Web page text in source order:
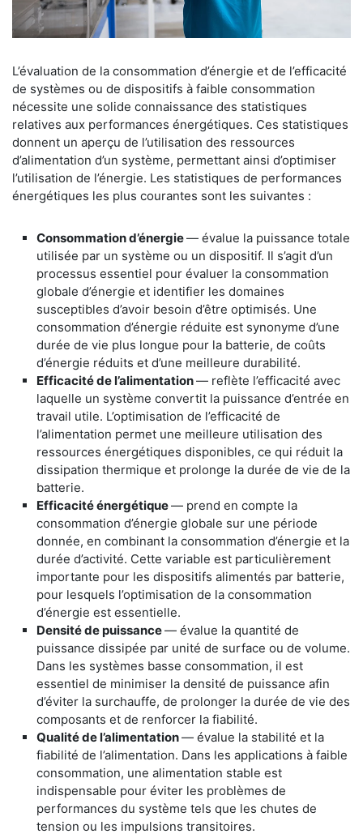
L’évaluation de la consommation d’énergie et de l’efficacité
de systèmes ou de dispositifs à faible consommation
nécessite une solide connaissance des statistiques
relatives aux performances énergétiques. Ces statistiques
donnent un aperçu de l’utilisation des ressources
d’alimentation d’un système, permettant ainsi d’optimiser
l’utilisation de l’énergie. Les statistiques de performances
énergétiques les plus courantes sont les suivantes :
Consommation d’énergie— évalue la puissance totale
utilisée par un système ou un dispositif. Il s’agit d’un
processus essentiel pour évaluer la consommation
globale d’énergie et identifier les domaines
susceptibles d’avoir besoin d’être optimisés. Une
consommation d’énergie réduite est synonyme d’une
durée de vie plus longue pour la batterie, de coûts
d’énergie réduits et d’une meilleure durabilité.
Efficacité de l’alimentation— reflète l’efficacité avec
laquelle un système convertit la puissance d’entrée en
travail utile. L’optimisation de l’efficacité de
l’alimentation permet une meilleure utilisation des
ressources énergétiques disponibles, ce qui réduit la
dissipation thermique et prolonge la durée de vie de la
batterie.
Efficacité énergétique— prend en compte la
consommation d’énergie globale sur une période
donnée, en combinant la consommation d’énergie et la
durée d’activité. Cette variable est particulièrement
importante pour les dispositifs alimentés par batterie,
pour lesquels l’optimisation de la consommation
d’énergie est essentielle.
Densité de puissance— évalue la quantité de
puissance dissipée par unité de surface ou de volume.
Dans les systèmes basse consommation, il est
essentiel de minimiser la densité de puissance afin
d’éviter la surchauffe, de prolonger la durée de vie des
composants et de renforcer la fiabilité.
Qualité de l’alimentation— évalue la stabilité et la
fiabilité de l’alimentation. Dans les applications à faible
consommation, une alimentation stable est
indispensable pour éviter les problèmes de
performances du système tels que les chutes de
tension ou les impulsions transitoires.